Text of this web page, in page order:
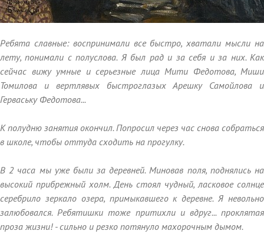
Ребята славные: воспринимали все быстро, хватали мысли на
лету, понимали с полуслова. Я был рад и за себя и за них. Как
сейчас вижу умные и серьезные лица Мити Федотова, Миши
Томилова и вертлявых быстроглазых Арешку Самойлова и
Герваську Федотова...
К полудню занятия окончил. Попросил через час снова собраться
в школе, чтобы оттуда сходить на прогулку.
В 2 часа мы уже были за деревней. Миновав поля, поднялись на
высокий прибрежный холм. День стоял чудный, ласковое солнце
серебрило зеркало озера, примыкавшего к деревне. Я невольно
залюбовался. Ребятишки тоже притихли и вдруг... проклятая
проза жизни! - сильно и резко потянуло махорочным дымом.